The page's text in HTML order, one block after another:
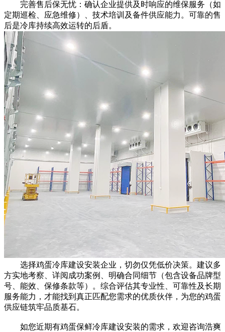
完善售后保无忧：确认企业提供及时响应的维保服务（如
定期巡检、应急维修）、技术培训及备件供应能力。可靠的售
后是冷库持续高效运转的后盾。
选择鸡蛋冷库建设安装企业，切勿仅凭低价决策。建议多
方实地考察、详阅成功案例、明确合同细节（包含设备品牌型
号、能效、保修条款等）。综合评估其专业性、可靠性及长期
服务能力，才能找到真正匹配您需求的优质伙伴，为您的鸡蛋
供应链筑牢品质基石。
如您近期有鸡蛋保鲜冷库建设安装的需求，欢迎咨询浩爽